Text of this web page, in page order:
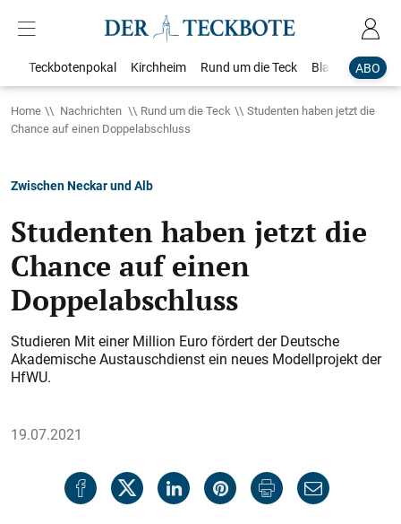
ABO
Teckbotenpokal Kirchheim Rund um die Teck Blaulicht
Home Nachrichten Rund um die Teck
Studenten haben jetzt die
Chance auf einen Doppelabschluss
Zwischen Neckar und Alb
Studenten haben jetzt die
Chance auf einen
Doppelabschluss
Studieren Mit einer Million Euro fördert der Deutsche
Akademische Austauschdienst ein neues Modellprojekt der
HfWU.
19.07.2021